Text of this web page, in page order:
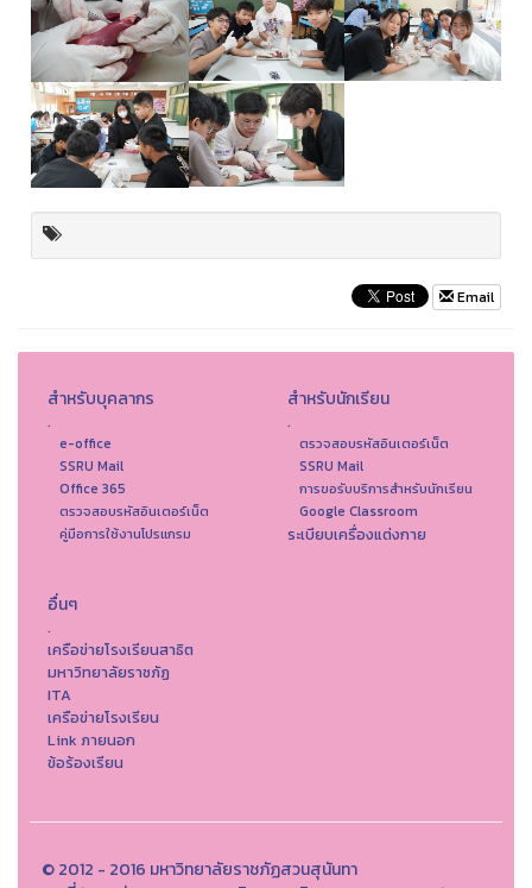
Email
สำหรับบุคลากร
.
e-office
SSRU Mail
Office 365
ตรวจสอบรหัสอินเตอร์เน็ต
คู่มือการใช้งานโปรแกรม
สำหรับนักเรียน
.
ตรวจสอบรหัสอินเตอร์เน็ต
SSRU Mail
การขอรับบริการสำหรับนักเรียน
Google Classroom
ระเบียบเครื่องแต่งกาย
อื่นๆ
.
เครือข่ายโรงเรียนสาธิต
มหาวิทยาลัยราชภัฏ
ITA
เครือข่ายโรงเรียน
Link ภายนอก
ข้อร้องเรียน
© 2012 - 2016 มหาวิทยาลัยราชภัฏสวนสุนันทา